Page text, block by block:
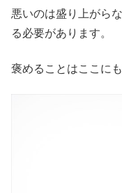
悪いのは盛り上がら
る必要があります。
褒めることはここに